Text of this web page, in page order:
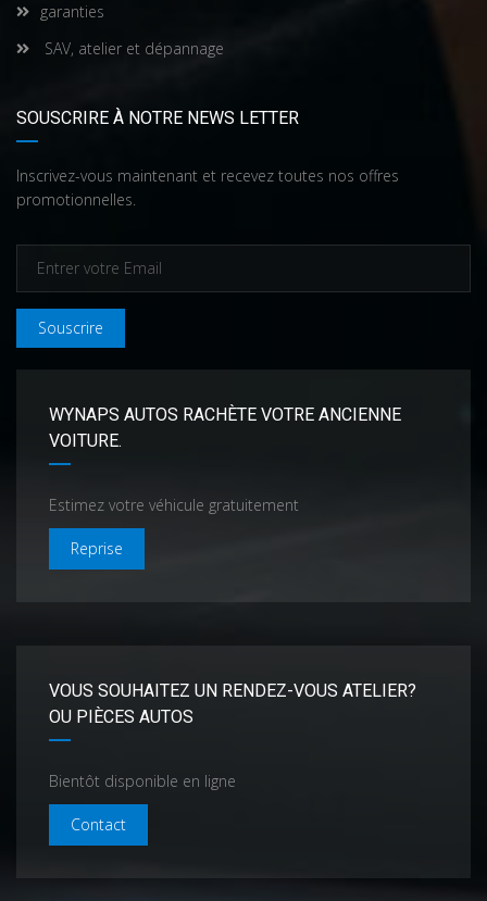
garanties
SAV, atelier et dépannage
SOUSCRIRE À NOTRE NEWS LETTER
Inscrivez-vous maintenant et recevez toutes nos offres
promotionnelles.
Souscrire
WYNAPS AUTOS RACHÈTE VOTRE ANCIENNE
VOITURE.
Estimez votre véhicule gratuitement
Reprise
VOUS SOUHAITEZ UN RENDEZ-VOUS ATELIER?
OU PIÈCES AUTOS
Bientôt disponible en ligne
Contact